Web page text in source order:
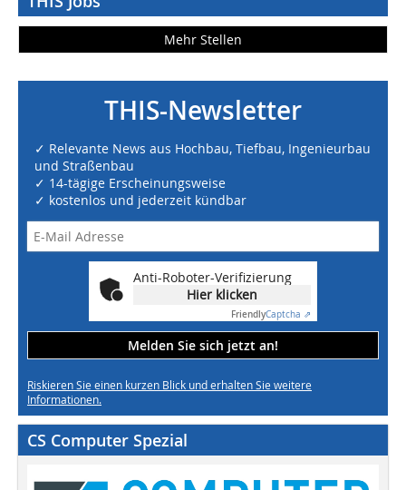
Mehr Stellen
THIS-Newsletter
✓ Relevante News aus Hochbau, Tiefbau, Ingenieurbau
und Straßenbau
✓ 14-tägige Erscheinungsweise
✓ kostenlos und jederzeit kündbar
Anti-Roboter-Verifizierung
Hier klicken
FriendlyCaptcha ⇗
Melden Sie sich jetzt an!
Riskieren Sie einen kurzen Blick und erhalten Sie weitere
Informationen.
CS Computer Spezial